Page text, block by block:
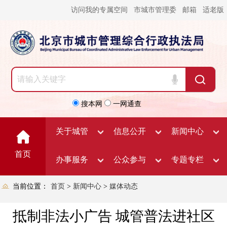
访问我的专属空间 市城市管理委 邮箱 适老版
搜本网 一网通查
首页
关于城管 信息公开 新闻中心
办事服务 公众参与 专题专栏
当前位置： 首页 > 新闻中心 > 媒体动态
抵制非法小广告 城管普法进社区